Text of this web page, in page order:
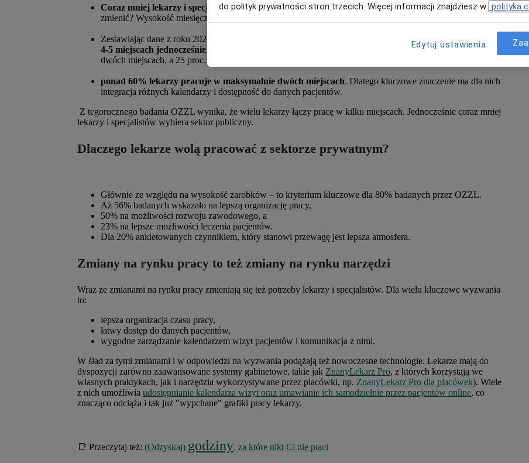
Coraz mniej lekarzy i specjalistów wyraża chęć pracy w publicznej ochronie zdrowia.Co mogłoby to
zmienić? Wysokość miesięcznego wynagrodzenia, zwiększona do kwoty 15–20 tys. złotych.
Zestawiając dane z roku 2020 i 2022 wyraźnie widać, że
spadła liczba lekarzy pracujących w więcej niż
4-5 miejscach jednocześnie. 27 proc. z nich ma jedno miejsce pracy, 35 proc. pracuje jednocześnie w
dwóch miejscach, a 25 proc. aż w trzech. Reasumując:
ponad 60% lekarzy pracuje w maksymalnie dwóch miejscach. Dlatego kluczowe znaczenie ma dla nich
integracja różnych kalendarzy i dostępność do danych pacjentów.
Z tegorocznego badania OZZL wynika, że wielu lekarzy łączy pracę w kilku miejscach. Jednocześnie coraz mniej
lekarzy i specjalistów wybiera sektor publiczny.
Dlaczego lekarze wolą pracować z sektorze prywatnym?
Głównie ze względu na wysokość zarobków – to kryterium kluczowe dla 80% badanych przez OZZL.
Aż 56% badanych wskazało na lepszą organizację pracy,
50% na możliwości rozwoju zawodowego, a
23% na lepsze możliwości leczenia pacjentów.
Dla 20% ankietowanych czynnikiem, który stanowi przewagę jest lepsza atmosfera.
Zmiany na rynku pracy to też zmiany na rynku narzędzi
Wraz ze zmianami na rynku pracy zmieniają się też potrzeby lekarzy i specjalistów. Dla wielu kluczowe wyzwania
to:
lepsza organizacja czasu pracy,
łatwy dostęp do danych pacjentów,
wygodne zarządzanie kalendarzem wizyt pacjentów i komunikacja z nimi.
W ślad za tymi zmianami i w odpowiedzi na wyzwania podążają też nowoczesne technologie. Lekarze mają do
dyspozycji zarówno zaawansowane systemy gabinetowe, takie jak ZnanyLekarz Pro, z których korzystają we
własnych praktykach, jak i narzędzia wykorzystywane przez placówki, np. ZnanyLekarz Pro dla placówek). Wiele
z nich umożliwia udostępnianie kalendarza wizyt oraz umawianie ich samodzielnie przez pacjentów online, co
znacząco odciąża i tak już "wypchane" grafiki pracy lekarzy.
📑 Przeczytaj też: (Odzyskaj) godziny, za które nikt Ci nie płaci
do polityk prywatności stron trzecich. Więcej informacji znajdziesz w polityka
Edytuj ustawienia